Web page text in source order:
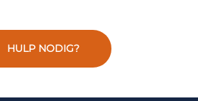
HULP NODIG?